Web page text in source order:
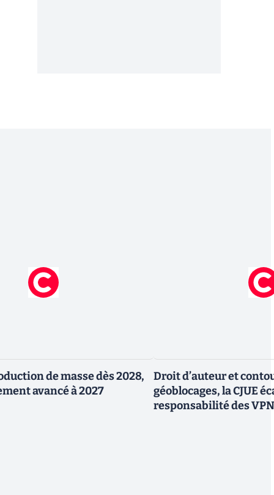
de masse dès 2028,
avancé à 2027
Droit d’auteur et
géoblocages, la CJUE
responsabilité des VPN